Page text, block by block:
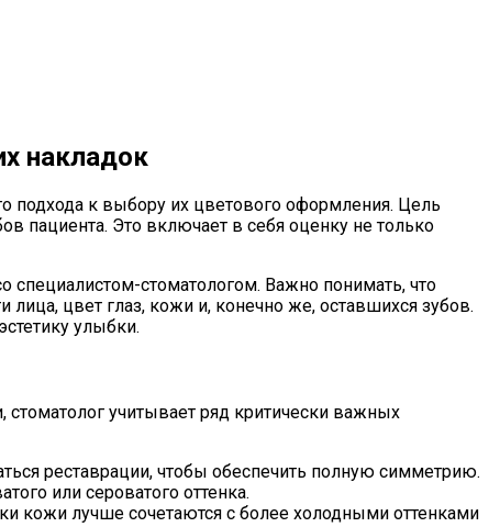
накладок
подхода к выбору их цветового оформления. Цель
пациента. Это включает в себя оценку не только
специалистом-стоматологом. Важно понимать, что
цвет глаз, кожи и, конечно же, оставшихся зубов.
улыбки.
учитывает ряд критически важных
реставрации, чтобы обеспечить полную симметрию.
или сероватого оттенка.
кожи лучше сочетаются с более холодными оттенками